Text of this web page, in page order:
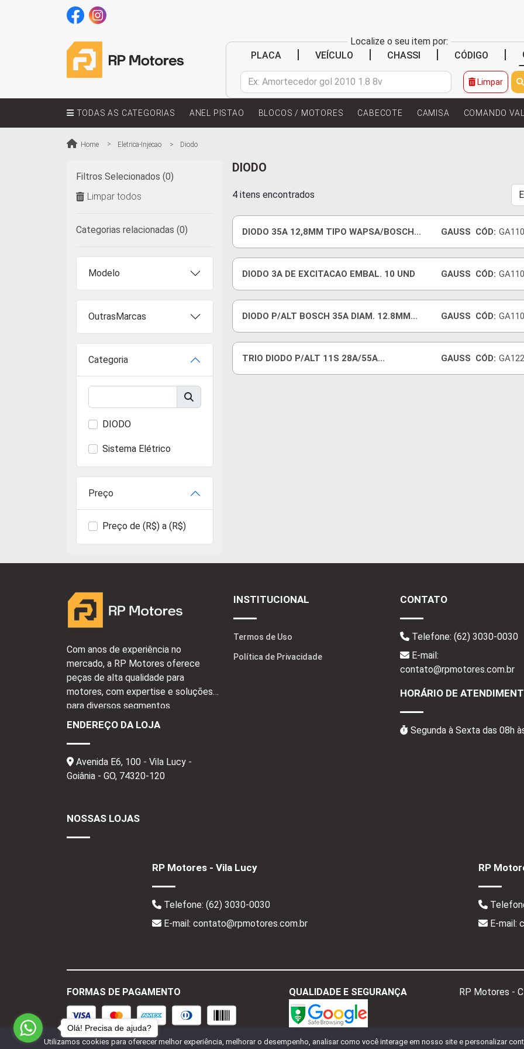
Localize o seu item por:
PLACA
VEÍCULO CHASSI CÓDIGO
Limpar
TODAS AS CATEGORIAS ANEL PISTAO BLOCOS / MOTORES CABECOTE CAMISA COMANDO
Home Eletrica-Injecao Diodo
Filtros Selecionados (0)
Limpar todos
Categorias relacionadas (0)
Modelo
OutrasMarcas
Categoria
DIODO
Sistema Elétrico
Preço
Preço de (R$) a (R$)
DIODO
4 itens encontrados
DIODO 35A 12,8MM TIPO WAPSA/BOSCH
GAUSS CÓD:
DIODO 3A DE EXCITACAO EMBAL. 10 UND GAUSS CÓD:
DIODO P/ALT BOSCH 35A DIAM. 12.8MM
GAUSS CÓD:
TRIO DIODO P/ALT 11S 28A/55A
GAUSS CÓD:
Com anos de experiência no
mercado, a RP Motores oferece
peças de alta qualidade para
motores, com expertise e soluções
para diversos segmentos.
ENDEREÇO DA LOJA
Avenida E6, 100 - Vila Lucy -
Goiânia - GO, 74320-120
INSTITUCIONAL
Termos de Uso
Política de Privacidade
CONTATO
Telefone: (62) 3030-0030
E-mail:
contato@rpmotores.com.br
HORÁRIO DE
Segunda à Sexta das 08h
NOSSAS LOJAS
RP Motores - Vila Lucy
Telefone: (62) 3030-0030
E-mail: contato@rpmotores.com.br
RP
E-mail:
FORMAS DE PAGAMENTO QUALIDADE E SEGURANÇA RP Motores -
Utilizamos cookies para oferecer melhor experiência, melhorar o desempenho, analisar como você interage em nosso site e personalizar
Olá! Precisa de ajuda?